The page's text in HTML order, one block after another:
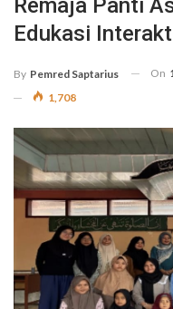
Remaja Panti
Edukasi
By Pemred Saptarius On
1,708